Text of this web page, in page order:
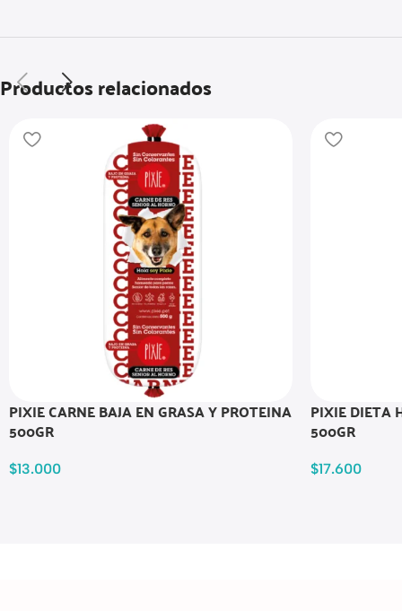
Productos relacionados
PIXIE CARNE BAJA EN GRASA Y PROTEINA
500GR
$13.000
PIXIE DIETA
500GR
$17.600